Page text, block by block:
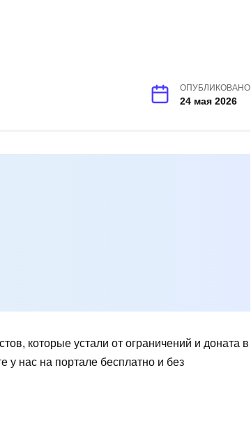
ОПУБЛИКОВАНО
24 мая 2026
которые устали от ограничений и доната в
нас на портале бесплатно и без